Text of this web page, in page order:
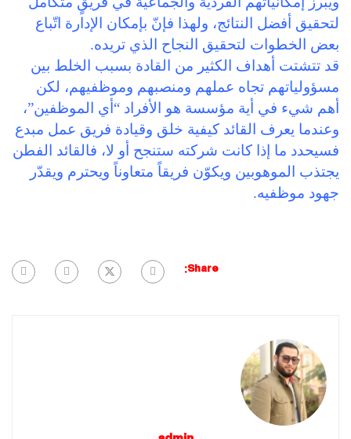
لتحقيق أفضل النتائج، ولهذا فإنّ بإمكان الإدارة اتّباع
بعض الخطوات لتحقيق النجاح الذي تريده.
قد تتشتت أهداف الكثير من القادة بسبب الخلط بين
مسؤولياتهم تجاه عملهم ومنصبهم وموظفيهم، لكن
أهم شيء في أية مؤسسة هو الأفراد “أي الموظفين”،
وعندما يعرف القائد كيفية خلق وقيادة فريق عمل مبدع
فسيحدد ما إذا كانت شركته ستنجح أو لا، فالقائد الفطن
يجتذب الموهوبين ويكوّن فريقاً متعاوناً ويحترم ويقدّر
جهود موظفيه.
Share: